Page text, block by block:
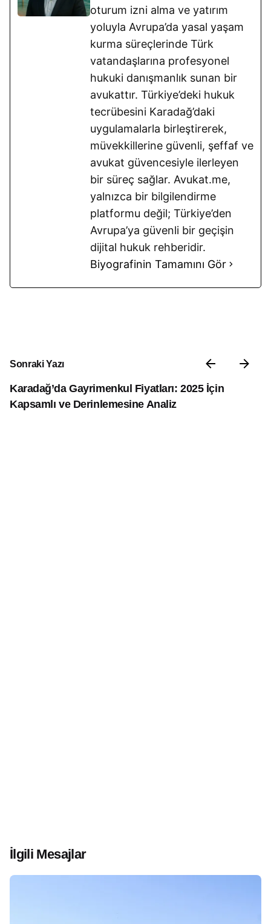
oturum izni alma ve yatırım
yoluyla Avrupa’da yasal yaşam
kurma süreçlerinde Türk
vatandaşlarına profesyonel
hukuki danışmanlık sunan bir
avukattır. Türkiye’deki hukuk
tecrübesini Karadağ’daki
uygulamalarla birleştirerek,
müvekkillerine güvenli, şeffaf ve
avukat güvencesiyle ilerleyen
bir süreç sağlar. Avukat.me,
yalnızca bir bilgilendirme
platformu değil; Türkiye’den
Avrupa’ya güvenli bir geçişin
dijital hukuk rehberidir.
Biyografinin Tamamını Gör
Sonraki Yazı
Karadağ’da Gayrimenkul Fiyatları: 2025 İçin
Kapsamlı ve Derinlemesine Analiz
İlgili Mesajlar